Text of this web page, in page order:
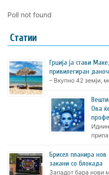
Poll not found
Статии
Грција ја стави
привилегиран
– Вкупно 42 земји,
Ова
Брисел планира
закани со блокада
Западот бара нови